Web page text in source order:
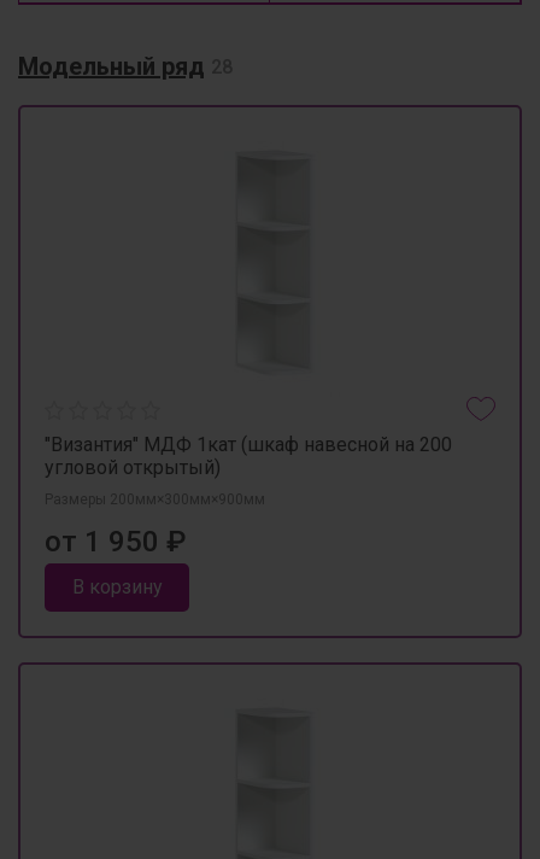
Модельный ряд
"Византия" МДФ 1кат (шкаф навесной на 200
угловой открытый)
Размеры 200мм×300мм×900мм
от 1 950 ₽
В корзину